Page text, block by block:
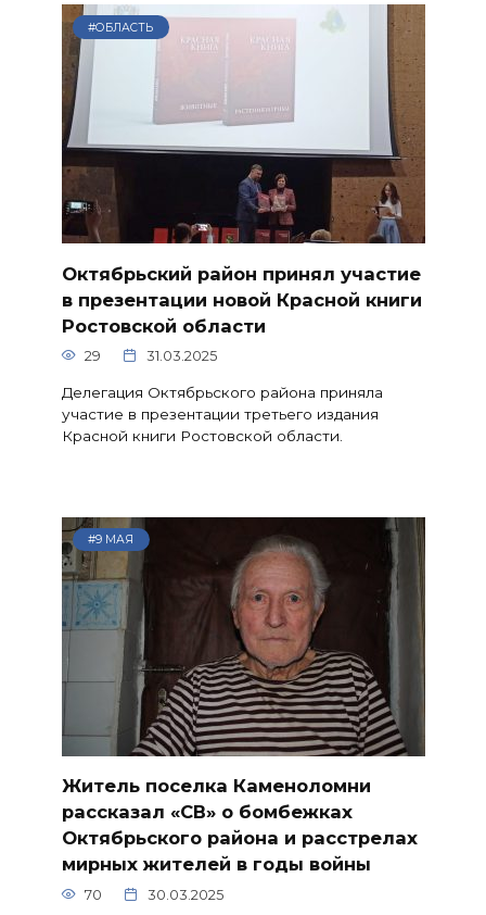
#ОБЛАСТЬ
Октябрьский район принял участие
в презентации новой Красной книги
Ростовской области
29 31.03.2025
Делегация Октябрьского района приняла
участие в презентации третьего издания
Красной книги Ростовской области.
#9 МАЯ
Житель поселка Каменоломни
рассказал «СВ» о бомбежках
Октябрьского района и расстрелах
мирных жителей в годы войны
70 30.03.2025